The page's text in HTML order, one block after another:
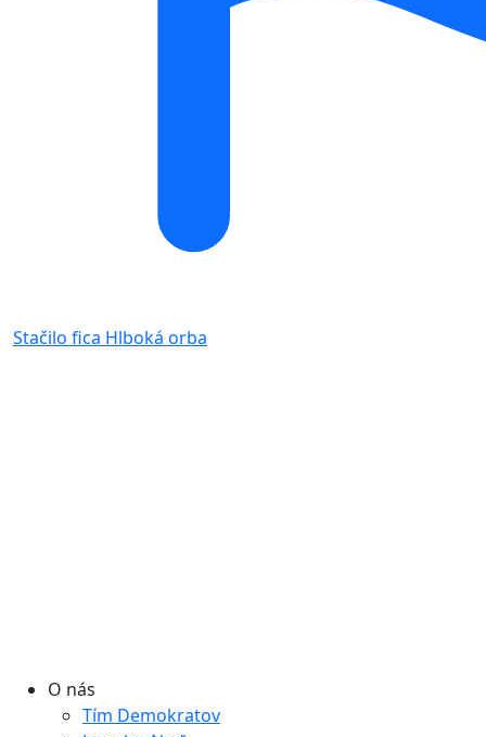
Stačilo fica Hlboká orba
O nás
Tím Demokratov